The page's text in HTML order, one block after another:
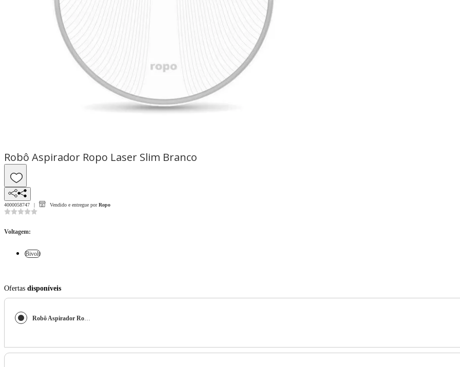
Robô Aspirador Ropo Laser Slim Branco
4000058747 Vendido e entregue por Ropo
Voltagem:
Bivolt
Ofertas disponíveis
Robô Aspirador Ropo Laser Slim Branco